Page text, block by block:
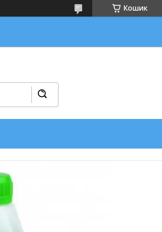
Кошик